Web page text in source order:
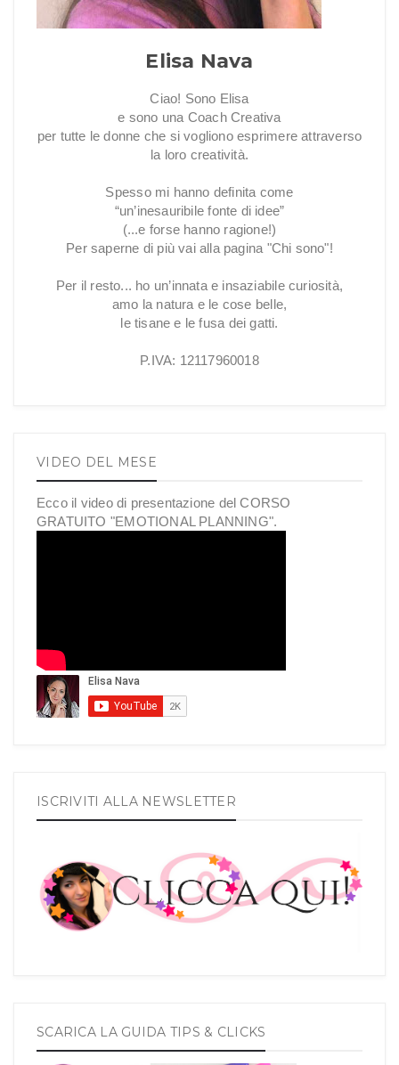
Elisa Nava
Ciao! Sono Elisa
e sono una Coach Creativa
per tutte le donne che si vogliono esprimere attraverso
la loro creatività.
Spesso mi hanno definita come
“un’inesauribile fonte di idee”
(...e forse hanno ragione!)
Per saperne di più vai alla pagina "Chi sono"!
Per il resto... ho un’innata e insaziabile curiosità,
amo la natura e le cose belle,
le tisane e le fusa dei gatti.
P.IVA: 12117960018
VIDEO DEL MESE
Ecco il video di presentazione del CORSO
GRATUITO "EMOTIONAL PLANNING".
ISCRIVITI ALLA NEWSLETTER
SCARICA LA GUIDA TIPS & CLICKS